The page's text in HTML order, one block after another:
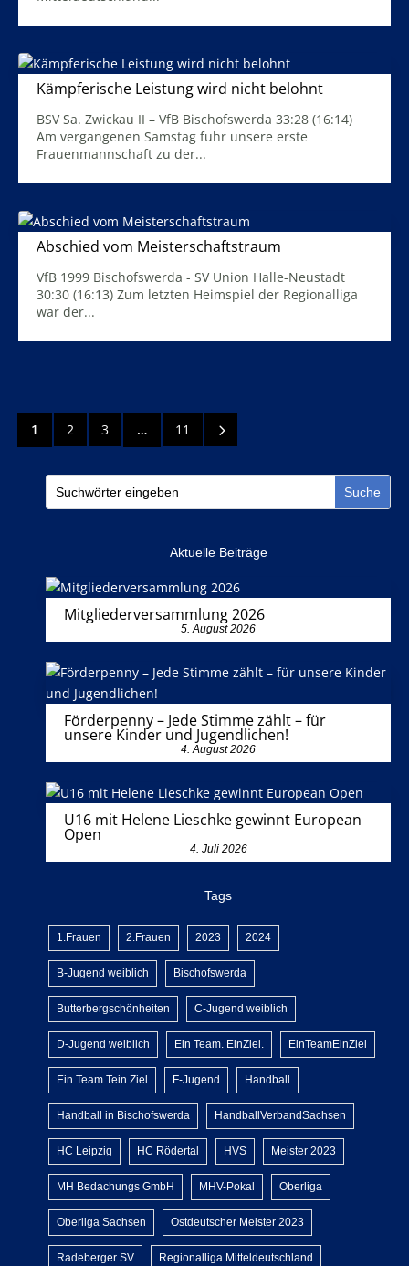
Kämpferische Leistung wird nicht belohnt
BSV Sa. Zwickau II – VfB Bischofswerda 33:28 (16:14)
Am vergangenen Samstag fuhr unsere erste
Frauenmannschaft zu der...
Abschied vom Meisterschaftstraum
VfB 1999 Bischofswerda - SV Union Halle-Neustadt
30:30 (16:13) Zum letzten Heimspiel der Regionalliga
war der...
1 2 3 … 11 5
Aktuelle Beiträge
Mitgliederversammlung 2026
5. August 2026
Förderpenny – Jede Stimme zählt – für
unsere Kinder und Jugendlichen!
4. August 2026
U16 mit Helene Lieschke gewinnt European
Open
4. Juli 2026
Tags
1.Frauen 2.Frauen 2023 2024
B-Jugend weiblich Bischofswerda
Butterbergschönheiten C-Jugend weiblich
D-Jugend weiblich Ein Team. EinZiel. EinTeamEinZiel
Ein Team Tein Ziel F-Jugend Handball
Handball in Bischofswerda HandballVerbandSachsen
HC Leipzig HC Rödertal HVS Meister 2023
MH Bedachungs GmbH MHV-Pokal Oberliga
Oberliga Sachsen Ostdeutscher Meister 2023
Radeberger SV Regionalliga Mitteldeutschland